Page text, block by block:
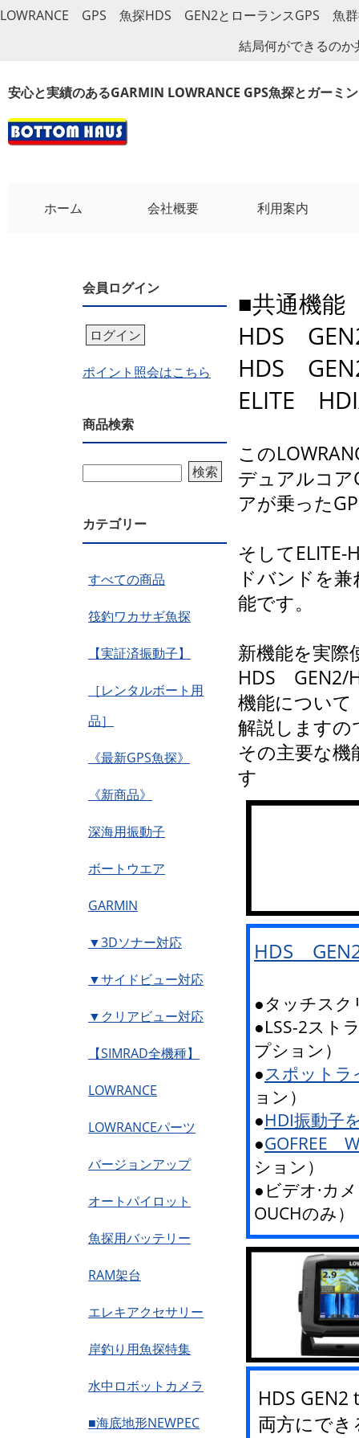
LOWRANCE GPS 魚探HDS GEN2とローランスGPS 魚
結局何ができるの
安心と実績のあるGARMIN LOWRANCE GPS魚探とガーミ
ホーム 会社概要 利用案内
会員ログイン
ログイン
ポイント照会はこちら
商品検索
検索
カテゴリー
すべての商品
筏釣ワカサギ魚探
【実証済振動子】
［レンタルボート用
品］
《最新GPS魚探》
《新商品》
深海用振動子
ボートウエア
GARMIN
▼3Dソナー対応
▼サイドビュー対応
▼クリアビュー対応
【SIMRAD全機種】
LOWRANCE
LOWRANCEパーツ
バージョンアップ
オートパイロット
魚探用バッテリー
RAM架台
エレキアクセサリー
岸釣り用魚探特集
水中ロボットカメラ
■海底地形NEWPEC
■共通機能
HDS
HDS
ELITE
この
デュアルコア
アが乗った
そして
ドバンドを
能です。
新機能を実際
HDS GEN2/
機能について
解説します
その主要な
す
HDS
●タッチスク
●LSS-2スト
プション）
●スポット
ョン）
●HDI振動子
●GOFREE
ション）
●ビデオ·カ
OUCHのみ）
HDS
両方にで